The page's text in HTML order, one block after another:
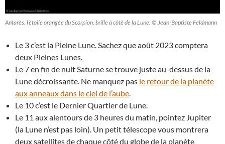
Antarès, l’étoile orangée du Scorpion, brille à côté de la Lune. © Jean-Baptiste Feldmann
Le 3 c’est la Pleine Lune. Sachez que août 2023 comptera
deux Pleines Lunes.
Le 7 en fin de nuit Saturne se trouve juste au-dessus de la
Lune décroissante. Ne manquez pas le retour de la planète
aux anneaux dans le ciel de l’aube
Le 10 c’est le Dernier Quartier de Lune.
Le 11 aux alentours de 3 heures du matin, pointez Jupiter
(la Lune n’est pas loin). Un petit télescope vous montrera
deux satellites de chaque côté du globe de la planète